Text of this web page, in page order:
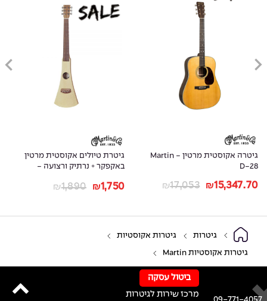
גיטרה אקוסטית מרטין - Martin
D-28
₪17,053 ₪15,347.70
גיטרת טיולים אקוסטית מרטין
באקפקר + נרתיק ורצועה -
BACKPACKER
₪1,890 ₪1,750
גיטרות גיטרות אקוסטיות
גיטרות אקוסטיות Martin
ביטול עסקה
מרכז שירות לגיטרות